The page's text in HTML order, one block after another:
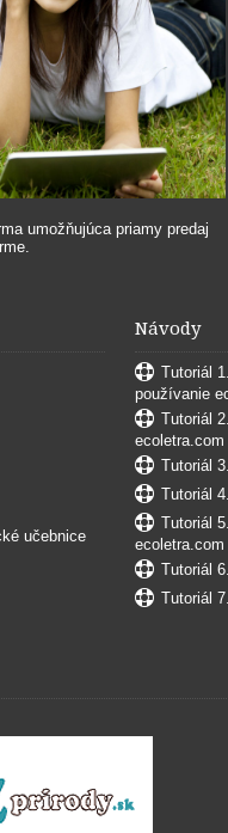
umožňujúca priamy predaj
učebnice
Návody
Tutoriál
používanie
Tutoriál
ecoletra.com
Tutoriál
Tutoriál
Tutoriál
ecoletra.com
Tutoriál
Tutoriál